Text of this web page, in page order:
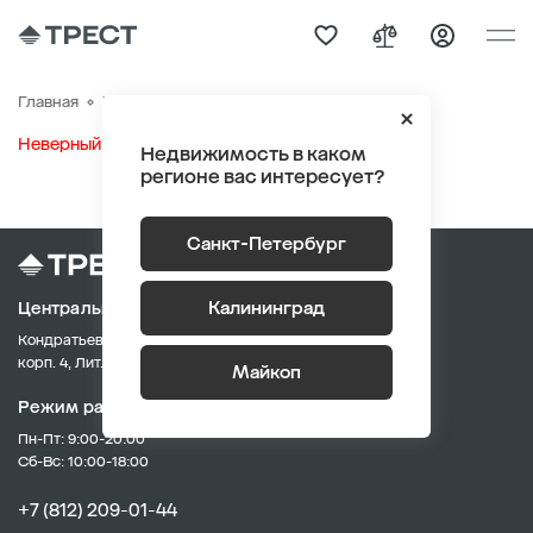
Недвижимость в каком
регионе вас интересует?
Санкт-Петербург
Калининград
Майкоп
Главная Участки
Неверный информационный блок
Центральный офис продаж
Кондратьевский пр., д. 62,
корп. 4, Лит. А
Режим работы:
Пн-Пт: 9:00-20:00
Сб-Вс: 10:00-18:00
+7 (812) 209-01-44